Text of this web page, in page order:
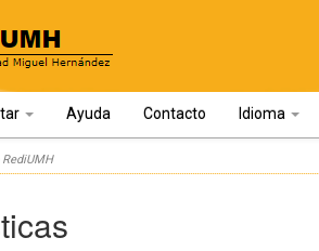
Ayuda Contacto Idioma